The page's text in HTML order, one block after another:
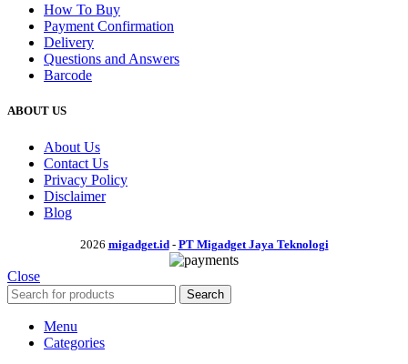
How To Buy
Payment Confirmation
Delivery
Questions and Answers
Barcode
ABOUT US
About Us
Contact Us
Privacy Policy
Disclaimer
Blog
2026 migadget.id- PT Migadget Jaya Teknologi
Close
Search
Menu
Categories